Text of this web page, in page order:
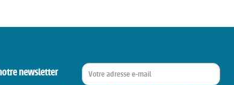
newsletter